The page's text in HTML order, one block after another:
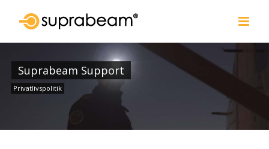
Suprabeam Support
Privatlivspolitik